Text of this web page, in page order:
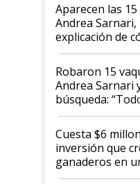
Aparecen las
Andrea
explicación de
Robaron 15
Andrea Sarnari
búsqueda:
toca a algún
Cuesta $6
inversión que
ganaderos en
histórico para